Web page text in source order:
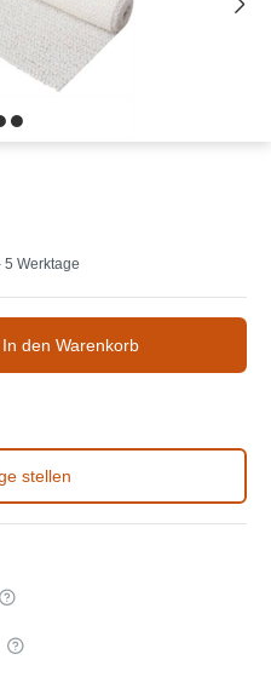
5 Werktage
In den Warenkorb
stellen